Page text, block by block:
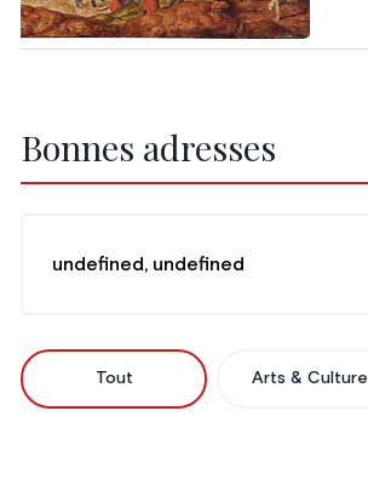
Bonnes adresses
undefined, undefined
Tout Arts & Culture